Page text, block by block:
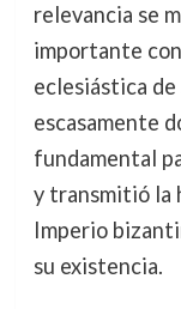
relevancia se
importante
eclesiástica de
escasamente
fundamental
y transmitió la
Imperio
su existencia.